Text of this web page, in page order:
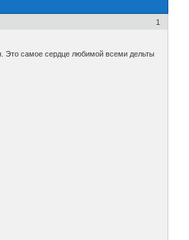
1
Это самое сердце любимой всеми дельты